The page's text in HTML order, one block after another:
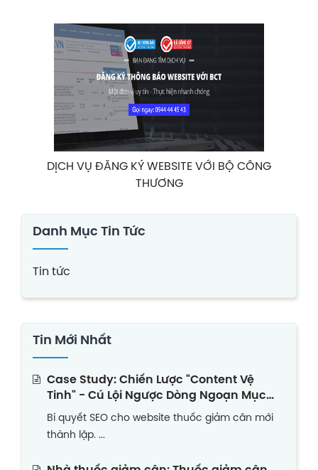
DỊCH VỤ ĐĂNG KÝ WEBSITE VỚI BỘ CÔNG
THƯƠNG
Danh Mục Tin Tức
Tin tức
Tin Mới Nhất
Case Study: Chiến Lược "Content Vệ
Tinh" - Cú Lội Ngược Dòng Ngoạn Mục
Của Website Thuốc Giảm Cân Non Trẻ
Bí quyết SEO cho website thuốc giảm cân mới
thành lập. ...